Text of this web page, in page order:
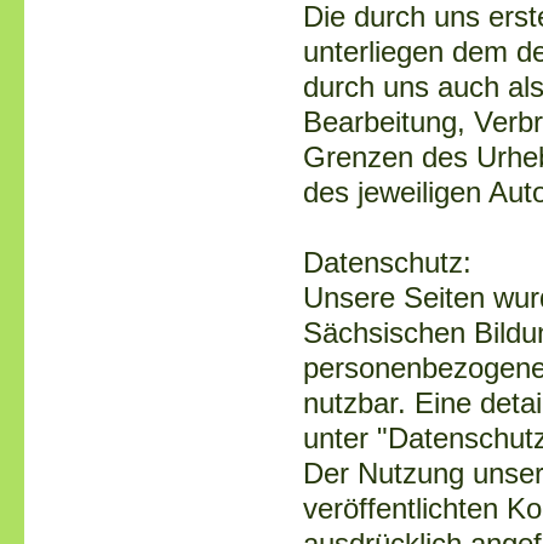
Die durch uns
unterliegen dem
durch uns auch
Bearbeitung,
Grenzen des
des jeweiligen
Datenschutz:
Unsere Seiten
Sächsischen
nutzbar. Eine
unter
Der Nutzung
veröffentlichten